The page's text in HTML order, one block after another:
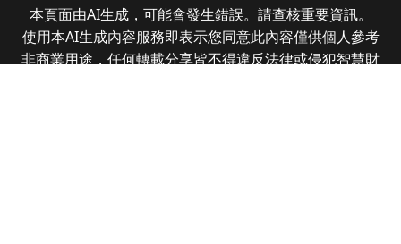
本頁面由AI生成，可能會發生錯誤。請查核重要資訊。
使用本AI生成內容服務即表示您同意此內容僅供個人參考
非商業用途，任何轉載分享皆不得違反法律或侵犯智慧財